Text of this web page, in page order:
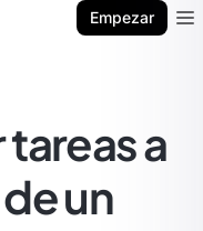
Empezar
a
un